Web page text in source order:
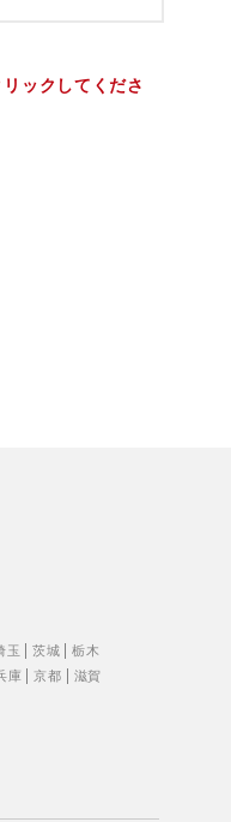
ックしてくださ
玉 茨城
栃木
庫 京都
滋賀